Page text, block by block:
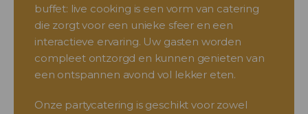
buffet: live cooking is een vorm van catering
die zorgt voor een unieke sfeer en een
interactieve ervaring. Uw gasten worden
compleet ontzorgd en kunnen genieten van
een ontspannen avond vol lekker eten.
Onze partycatering is geschikt voor zowel